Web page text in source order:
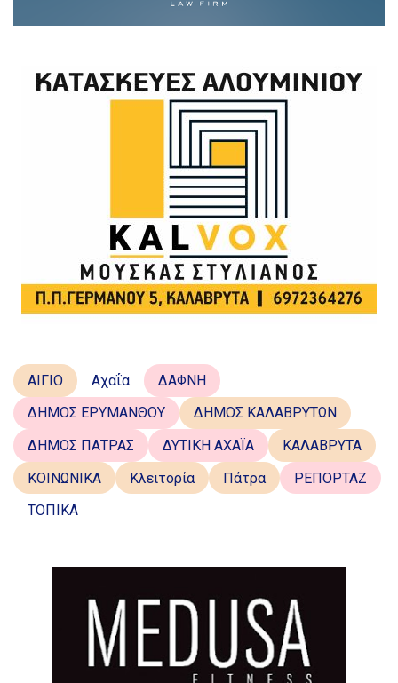
ΑΙΓΙΟ Αχαΐα
ΔΑΦΝΗ
ΔΗΜΟΣ ΕΡΥΜΑΝΘΟΥ
ΔΗΜΟΣ ΚΑΛΑΒΡΥΤΩΝ
ΔΗΜΟΣ ΠΑΤΡΑΣ
ΔΥΤΙΚΗ ΑΧΑΪΑ
ΚΑΛΑΒΡΥΤΑ
ΚΟΙΝΩΝΙΚΑ
Κλειτορία Πάτρα
ΡΕΠΟΡΤΑΖ
ΤΟΠΙΚΑ